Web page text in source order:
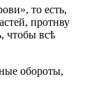
то есть,
протнву
чтобы всѣ
обороты,